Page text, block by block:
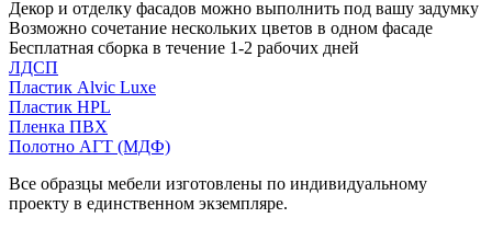
Декор и отделку фасадов можно выполнить под вашу задумку
Возможно сочетание нескольких цветов в одном фасаде
Бесплатная сборка в течение 1-2 рабочих дней
ЛДСП
Пластик Alvic Luxe
Пластик HPL
Пленка ПВХ
Полотно АГТ (МДФ)
Все образцы мебели изготовлены по индивидуальному
проекту в единственном экземпляре.